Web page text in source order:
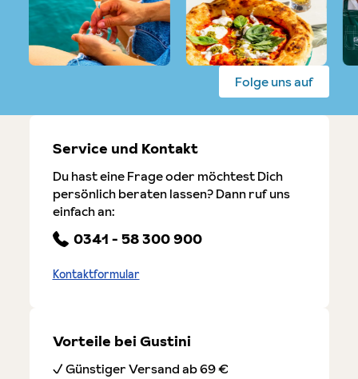
Folge uns auf
Service und Kontakt
Du hast eine Frage oder möchtest Dich
persönlich beraten lassen? Dann ruf uns
einfach an:
0341 - 58 300 900
Kontaktformular
Vorteile bei Gustini
✓ Günstiger Versand ab 69 €